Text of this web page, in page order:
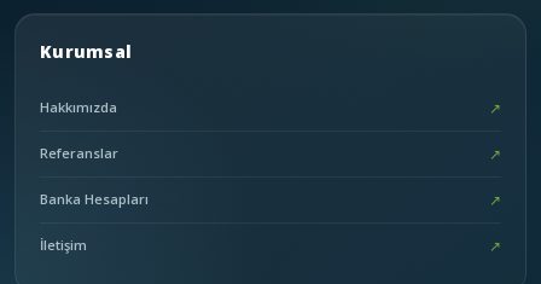
Kurumsal
Hakkımızda ↗
Referanslar ↗
Banka Hesapları ↗
İletişim ↗